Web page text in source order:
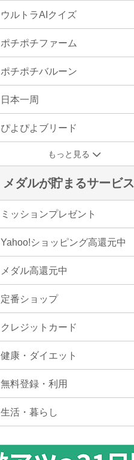
ウルトラAIクイズ
ポチポチファーム
ポチポチバルーン
日本一周
ぴよぴよブリード
もっと見る
メダルが貯まるサービス
ミッションプレゼント
Yahoo!ショッピング高還元中
メダル高還元中
定番ショップ
クレジットカード
健康・ダイエット
無料登録・利用
生活・暮らし